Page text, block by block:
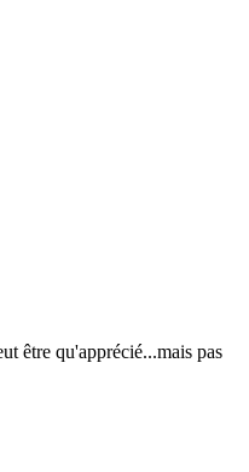
être qu'apprécié...mais pas